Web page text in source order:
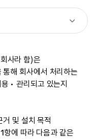
사라 함)은
해 회사에서 처리하는
• 관리되고 있는지
및 설치 목적
항에 따라 다음과 같은